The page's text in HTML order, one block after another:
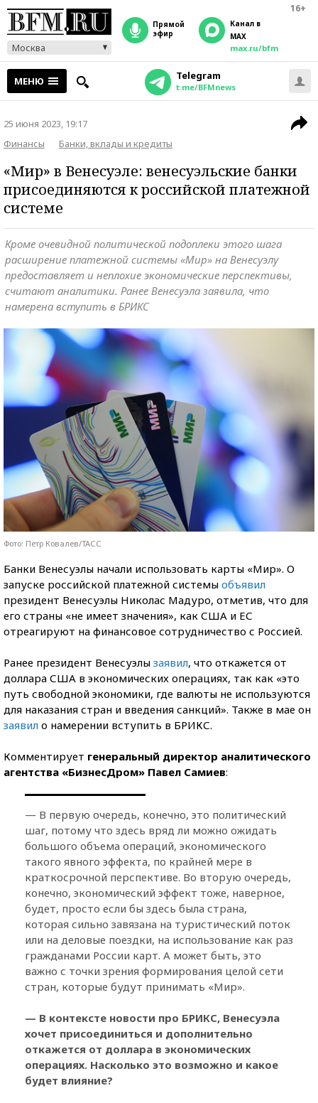
16+
Москва
прямой
эфир
Канал в
MAX
max.ru/bfm
МЕНЮ Telegram
t.me/BFMnews
25 июня 2023, 19:17
Финансы
Банки, вклады и кредиты
«Мир» в Венесуэле: венесуэльские банки
присоединяются к российской платежной
системе
Кроме очевидной политической подоплеки этого шага
расширение платежной системы «Мир» на Венесуэлу
предоставляет и неплохие экономические перспективы,
считают аналитики. Ранее Венесуэла заявила, что
намерена вступить в БРИКС
Фото: Петр Ковалев/ТАСС
Банки Венесуэлы начали использовать карты «Мир». О
запуске российской платежной системы объявил
президент Венесуэлы Николас Мадуро, отметив, что для
его страны «не имеет значения», как США и ЕС
отреагируют на финансовое сотрудничество с Россией.
Ранее президент Венесуэлы заявил, что откажется от
доллара США в экономических операциях, так как «это
путь свободной экономики, где валюты не используются
для наказания стран и введения санкций». Также в мае он
заявил о намерении вступить в БРИКС.
Комментирует генеральный директор аналитического
агентства «БизнесДром» Павел Самиев:
— В первую очередь, конечно, это политический
шаг, потому что здесь вряд ли можно ожидать
большого объема операций, экономического
такого явного эффекта, по крайней мере в
краткосрочной перспективе. Во вторую очередь,
конечно, экономический эффект тоже, наверное,
будет, просто если бы здесь была страна,
которая сильно завязана на туристический поток
или на деловые поездки, на использование как раз
гражданами России карт. А может быть, это
важно с точки зрения формирования целой сети
стран, которые будут принимать «Мир».
— В контексте новости про БРИКС, Венесуэла
хочет присоединиться и дополнительно
откажется от доллара в экономических
операциях. Насколько это возможно и какое
будет влияние?